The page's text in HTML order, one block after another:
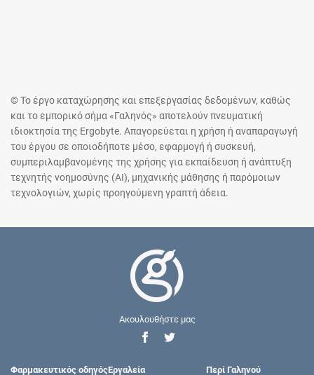
© Το έργο καταχώρησης και επεξεργασίας δεδομένων, καθώς
και το εμπορικό σήμα «Γαληνός» αποτελούν πνευματική
ιδιοκτησία της Ergobyte. Απαγορεύεται η χρήση ή αναπαραγωγή
του έργου σε οποιοδήποτε μέσο, εφαρμογή ή συσκευή,
συμπεριλαμβανομένης της χρήσης για εκπαίδευση ή ανάπτυξη
τεχνητής νοημοσύνης (AI), μηχανικής μάθησης ή παρόμοιων
τεχνολογιών, χωρίς προηγούμενη γραπτή άδεια.
Ακουλουθήστε μας
Φαρμακευτικός οδηγόςΕργαλεία Περί Γαληνού